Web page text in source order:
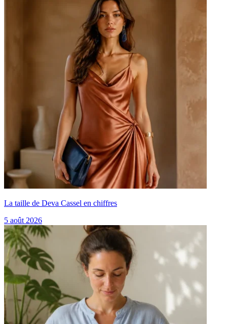
La taille de Deva Cassel en chiffres
5 août 2026